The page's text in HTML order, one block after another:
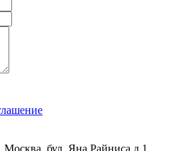
Москва, бул. Яна Райниса д.1